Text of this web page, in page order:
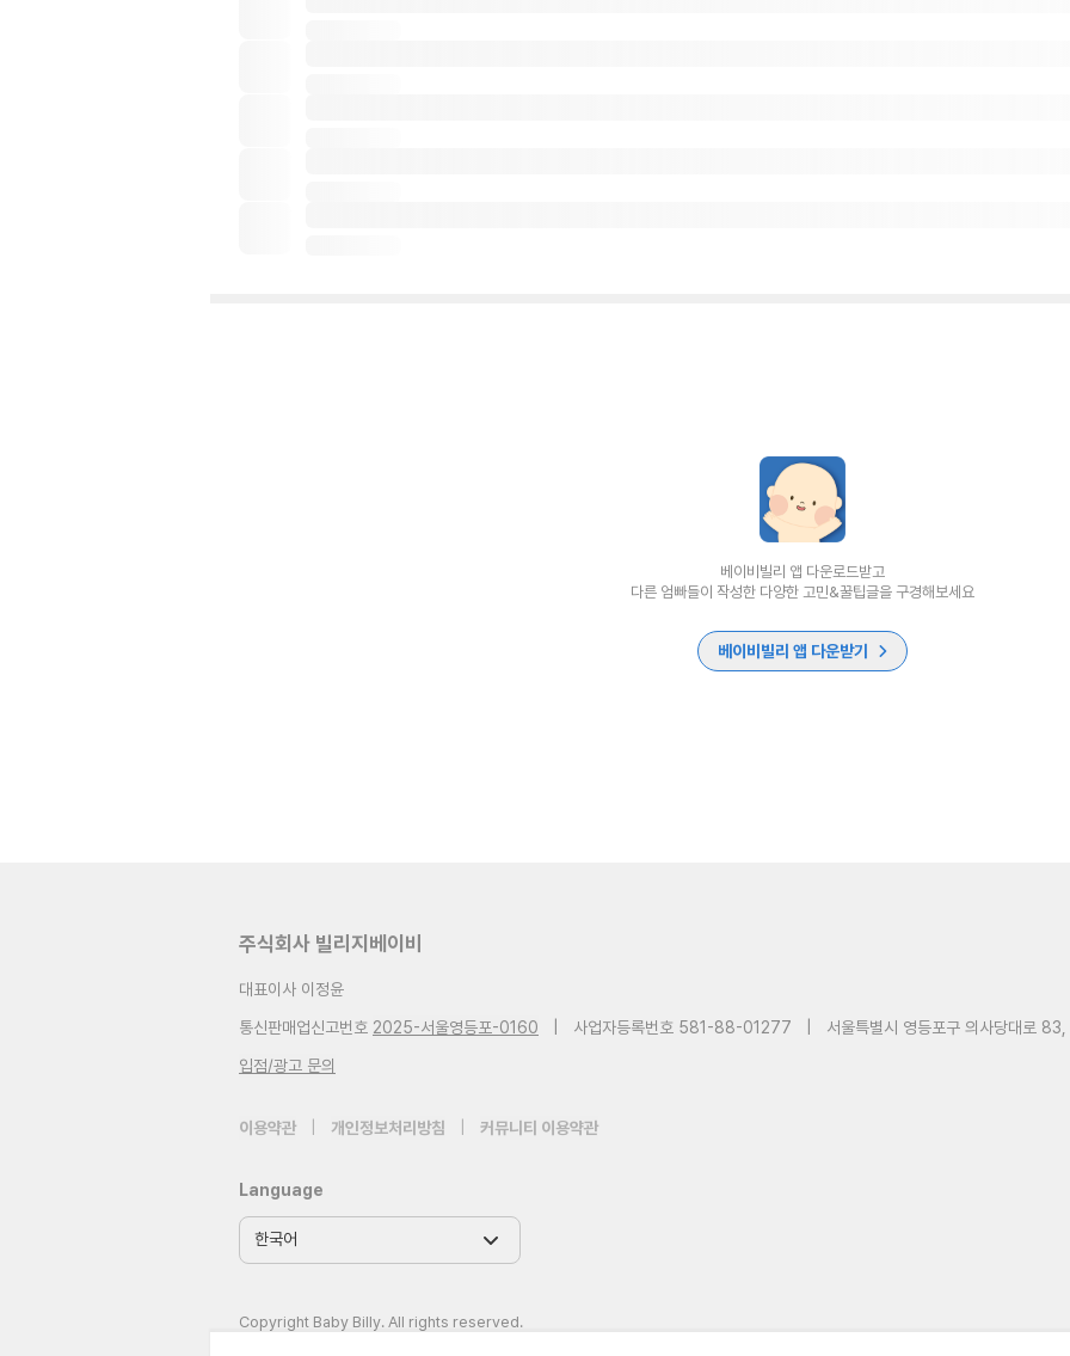
베이비빌리 앱 다운로드받고
다른 엄빠들이 작성한 다양한 고민&꿀팁글을 구경해보세요
베이비빌리 앱 다운받기
주식회사 빌리지베이비
대표이사 이정윤
통신판매업신고번호 2025-서울영등포-0160 사업자등록번호 581-88-01277
서울특별시 영등포구 의사당대로
입점/광고 문의
이용약관 개인정보처리방침 커뮤니티 이용약관
Language
Copyright Baby Billy. All rights reserved.